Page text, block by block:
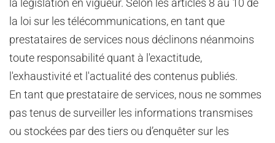
la législation en vigueur. Selon les articles 8 au 10 de
la loi sur les télécommunications, en tant que
prestataires de services nous déclinons néanmoins
toute responsabilité quant à l'exactitude,
l'exhaustivité et l'actualité des contenus publiés.
En tant que prestataire de services, nous ne sommes
pas tenus de surveiller les informations transmises
ou stockées par des tiers ou d’enquêter sur les